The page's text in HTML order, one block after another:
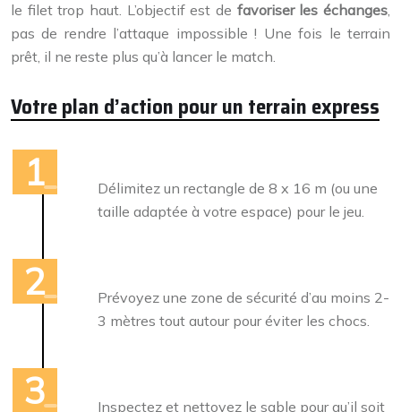
le filet trop haut. L’objectif est de favoriser les échanges,
pas de rendre l’attaque impossible ! Une fois le terrain
prêt, il ne reste plus qu’à lancer le match.
Votre plan d’action pour un terrain express
Délimitez un rectangle de 8 x 16 m (ou une
taille adaptée à votre espace) pour le jeu.
Prévoyez une zone de sécurité d’au moins 2-
3 mètres tout autour pour éviter les chocs.
Inspectez et nettoyez le sable pour qu’il soit